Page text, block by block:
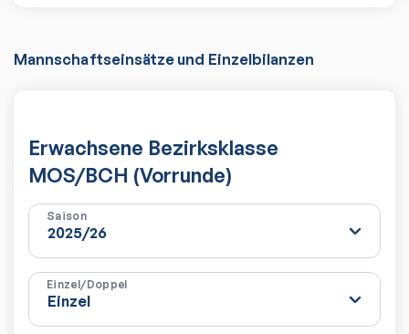
Mannschaftseinsätze und Einzelbilanzen
Erwachsene Bezirksklasse
MOS/BCH (Vorrunde)
Saison
Einzel/Doppel